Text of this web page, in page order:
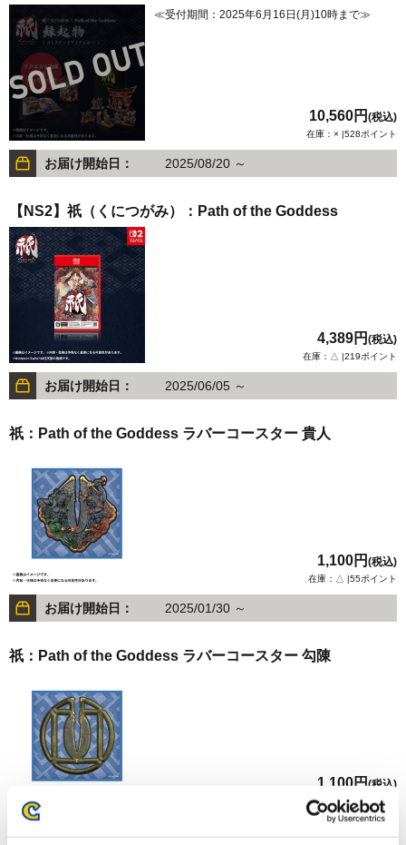
≪受付期間：2025年6月16日(月)10時まで≫
10,560円 (税込)
在庫：× |528ポイント
お届け開始日： 2025/08/20 ～
【NS2】祇（くにつがみ）：Path of the Goddess
4,389円 (税込)
在庫：△ |219ポイント
お届け開始日： 2025/06/05 ～
祇：Path of the Goddess ラバーコースター 貴人
1,100円 (税込)
在庫：△ |55ポイント
お届け開始日： 2025/01/30 ～
祇：Path of the Goddess ラバーコースター 勾陳
1,100円(税込)
在庫：○ |55ポイント